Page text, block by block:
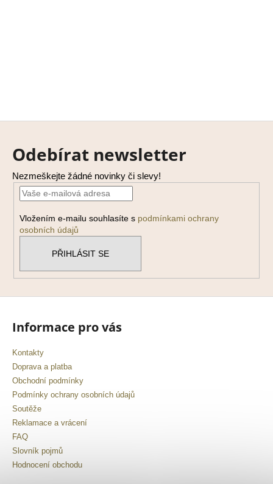
Odebírat newsletter
Nezmeškejte žádné novinky či slevy!
Vložením e-mailu souhlasíte s podmínkami ochrany
osobních údajů
PŘIHLÁSIT SE
Informace pro vás
Kontakty
Doprava a platba
Obchodní podmínky
Podmínky ochrany osobních údajů
Soutěže
Reklamace a vrácení
FAQ
Slovník pojmů
Hodnocení obchodu